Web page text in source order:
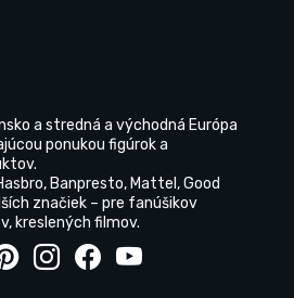
a stredná a východná Európa
ponukou figúrok a
Banpresto, Mattel, Good
značiek – pre fanúšikov
kreslených filmov.